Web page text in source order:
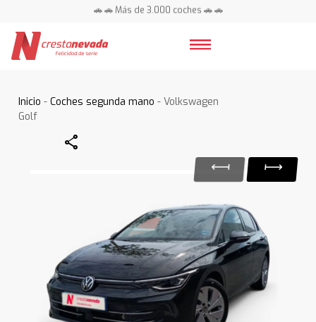
🚗 🚗 Más de 3.000 coches 🚗 🚗
Inicio -Coches segunda mano - Volkswagen
Golf
Share